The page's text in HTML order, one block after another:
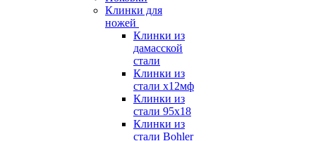
Клинки для
ножей
Клинки из
дамасской
стали
Клинки из
стали х12мф
Клинки из
стали 95х18
Клинки из
стали Bohler